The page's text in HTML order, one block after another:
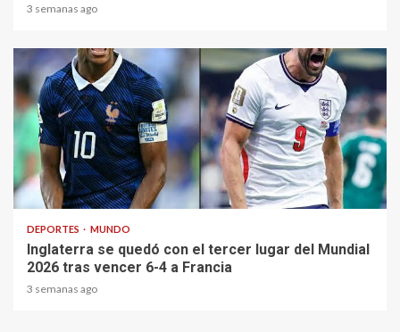
3 semanas ago
1 min read
DEPORTES MUNDO
Inglaterra se quedó con el tercer lugar del Mundial
2026 tras vencer 6-4 a Francia
3 semanas ago